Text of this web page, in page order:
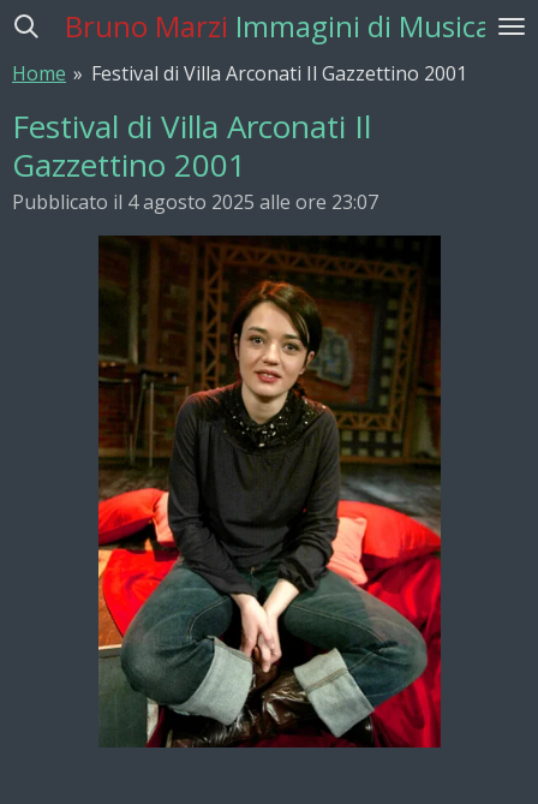
Vai
contenuto
Bruno Marzi Immagini di Musica
Home » Festival di Villa Arconati Il Gazzettino 2001
Festival di Villa Arconati Il
Gazzettino 2001
Pubblicato il 4 agosto 2025 alle ore 23:07